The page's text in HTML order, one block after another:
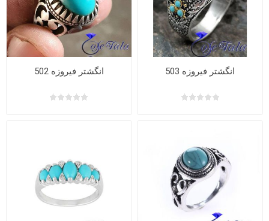
انگشتر فیروزه 502 انگشتر فیروزه 503